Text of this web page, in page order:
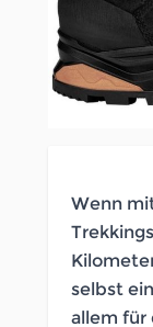
Wenn
selbst
allem für